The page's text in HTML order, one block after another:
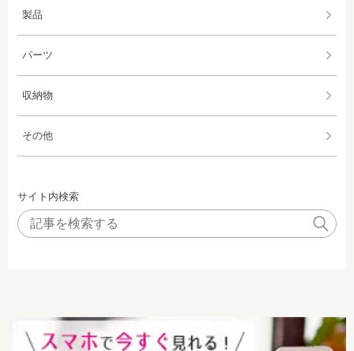
製品
パーツ
収納物
その他
サイト内検索